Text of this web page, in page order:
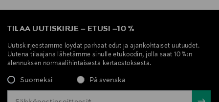
TILAA UUTISKIRJE – ETUSI –10 %
Uutiskirjeestämme löydät parhaat edut ja ajankohtaiset uutuudet.
Uutena tilaajana lähetämme sinulle etukoodin, jolla saat 10 %:n
alennuksen normaalihintaisesta kertaostoksesta.
Suomeksi På svenska